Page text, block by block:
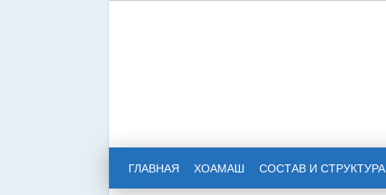
ГЛАВНАЯ ХОАМАШ СОСТАВ И СТРУКТУРА